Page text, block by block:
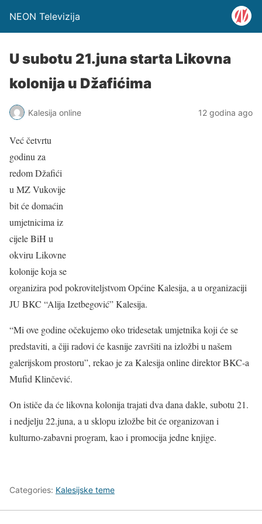
NEON Televizija
U subotu 21.juna starta Likovna
kolonija u Džafićima
Kalesija online 12 godina ago
Već četvrtu
godinu za
redom Džafići
u MZ Vukovije
bit će domaćin
umjetnicima iz
cijele BiH u
okviru Likovne
kolonije koja se
organizira pod pokroviteljstvom Općine Kalesija, a u organizaciji
JU BKC “Alija Izetbegović” Kalesija.
“Mi ove godine očekujemo oko tridesetak umjetnika koji će se
predstaviti, a čiji radovi će kasnije završiti na izložbi u našem
galerijskom prostoru”, rekao je za Kalesija online direktor BKC-a
Mufid Klinčević.
On ističe da će likovna kolonija trajati dva dana dakle, subotu 21.
i nedjelju 22.juna, a u sklopu izložbe bit će organizovan i
kulturno-zabavni program, kao i promocija jedne knjige.
Categories: Kalesijske teme